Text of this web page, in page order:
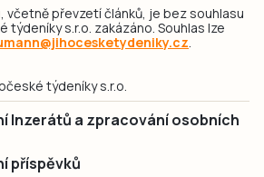
včetně převzetí článků, je bez souhlasu
s.r.o. zakázáno. Souhlas lze
týdeníky s.r.o.
Inzerátů a zpracování osobních
příspěvků